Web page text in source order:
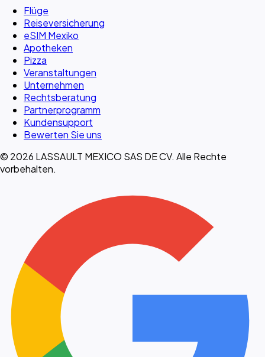
Flüge
Reiseversicherung
eSIM Mexiko
Apotheken
Pizza
Veranstaltungen
Unternehmen
Rechtsberatung
Partnerprogramm
Kundensupport
Bewerten Sie uns
© 2026 LASSAULT MEXICO SAS DE CV. Alle Rechte
vorbehalten.